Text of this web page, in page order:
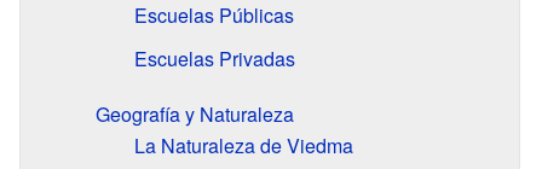
Escuelas Públicas
Escuelas Privadas
Geografía y Naturaleza
La Naturaleza de Viedma